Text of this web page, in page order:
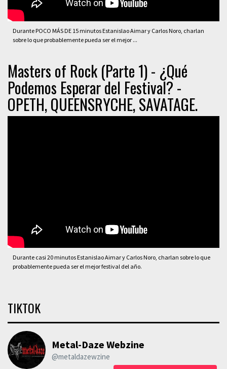
Durante POCO MÁS DE 15 minutos Estanislao Aimar y Carlos Noro, charlan
sobre lo que probablemente pueda ser el mejor ...
Masters of Rock (Parte 1) - ¿Qué
Podemos Esperar del Festival? -
OPETH, QUEENSRYCHE, SAVATAGE.
Durante casi 20 minutos Estanislao Aimar y Carlos Noro, charlan sobre lo que
probablemente pueda ser el mejor festival del año.
TIKTOK
Metal-Daze Webzine
@metaldazewzine